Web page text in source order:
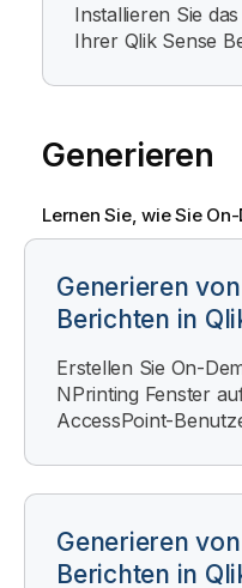
Installieren Sie
Ihrer Qlik Sense
Generieren
Lernen Sie, wie Sie
Generieren
Berichten in
Erstellen Sie On-
NPrinting Fenster
AccessPoint-
Generieren
Berichten in